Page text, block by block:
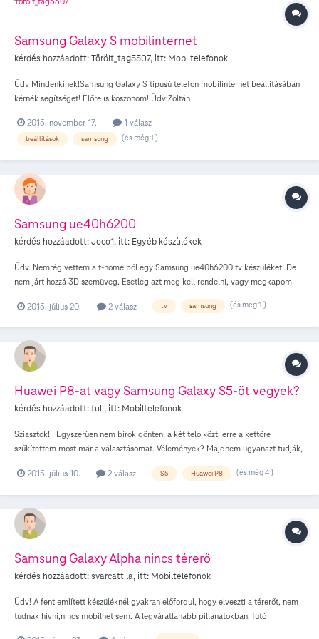
Samsung Galaxy S mobilinternet
kérdés hozzáadott:Törölt_tag5507, itt: Mobiltelefonok
Üdv Mindenkinek!Samsung Galaxy S típusú telefon mobilinternet beállításában
kérnék segítséget! Előre is köszönöm! Üdv:Zoltán
2015. november 17. 1 válasz
beállítások samsung (és még 1 )
Samsung ue40h6200
kérdés hozzáadott:Joco1, itt: Egyéb készülékek
Üdv. Nemrég vettem a t-home ból egy Samsung ue40h6200 tv készüléket. De
nem járt hozzá 3D szemüveg. Esetleg azt meg kell rendelni, vagy megkapom
2015. július 20.
2 válasz tv samsung (és még 1 )
Huawei P8-at vagy Samsung Galaxy S5-öt vegyek?
kérdés hozzáadott:tuli, itt: Mobiltelefonok
Sziasztok! Egyszerűen nem bírok dönteni a két teló közt, erre a kettőre
szűkítettem most már a választásomat. Vélemények? Majdnem ugyanazt tudják,
a Huawei P8-nak levehető-e hátlapja? Ha nem, akkor lefagyás esetén milyen
2015. július 10. 2 válasz S5 Huawei P8 (és még 4 )
Samsung Galaxy Alpha nincs térerő
kérdés hozzáadott:svarcattila, itt: Mobiltelefonok
Üdv! A fent említett készüléknél gyakran előfordul, hogy elveszti a térerőt, nem
tudnak hívni,nincs mobilnet sem. A legváratlanabb pillanatokban, futó